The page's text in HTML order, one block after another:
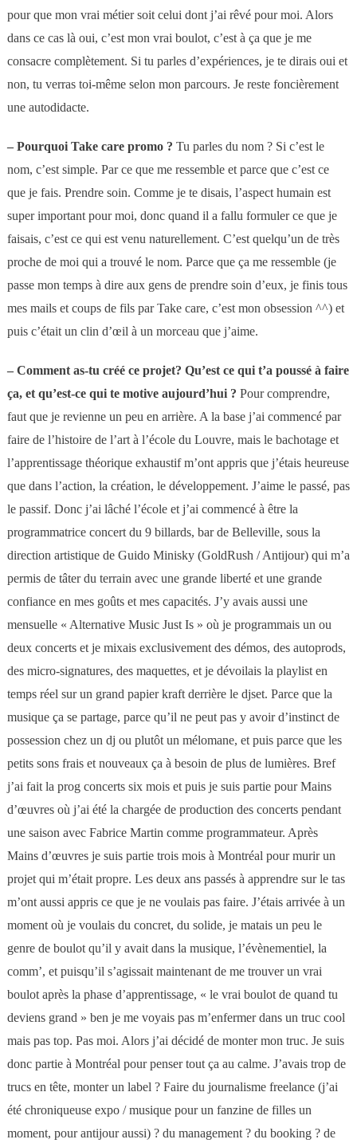
pour que mon vrai métier soit celui dont j’ai rêvé pour moi. Alors
dans ce cas là oui, c’est mon vrai boulot, c’est à ça que je me
consacre complètement. Si tu parles d’expériences, je te dirais oui et
non, tu verras toi-même selon mon parcours. Je reste foncièrement
une autodidacte.
– Pourquoi Take care promo ? Tu parles du nom ? Si c’est le
nom, c’est simple. Par ce que me ressemble et parce que c’est ce
que je fais. Prendre soin. Comme je te disais, l’aspect humain est
super important pour moi, donc quand il a fallu formuler ce que je
faisais, c’est ce qui est venu naturellement. C’est quelqu’un de très
proche de moi qui a trouvé le nom. Parce que ça me ressemble (je
passe mon temps à dire aux gens de prendre soin d’eux, je finis tous
mes mails et coups de fils par Take care, c’est mon obsession ^^) et
puis c’était un clin d’œil à un morceau que j’aime.
– Comment as-tu créé ce projet? Qu’est ce qui t’a poussé à faire
ça, et qu’est-ce qui te motive aujourd’hui ? Pour comprendre,
faut que je revienne un peu en arrière. A la base j’ai commencé par
faire de l’histoire de l’art à l’école du Louvre, mais le bachotage et
l’apprentissage théorique exhaustif m’ont appris que j’étais heureuse
que dans l’action, la création, le développement. J’aime le passé, pas
le passif. Donc j’ai lâché l’école et j’ai commencé à être la
programmatrice concert du 9 billards, bar de Belleville, sous la
direction artistique de Guido Minisky (GoldRush / Antijour) qui m’a
permis de tâter du terrain avec une grande liberté et une grande
confiance en mes goûts et mes capacités. J’y avais aussi une
mensuelle « Alternative Music Just Is » où je programmais un ou
deux concerts et je mixais exclusivement des démos, des autoprods,
des micro-signatures, des maquettes, et je dévoilais la playlist en
temps réel sur un grand papier kraft derrière le djset. Parce que la
musique ça se partage, parce qu’il ne peut pas y avoir d’instinct de
possession chez un dj ou plutôt un mélomane, et puis parce que les
petits sons frais et nouveaux ça à besoin de plus de lumières. Bref
j’ai fait la prog concerts six mois et puis je suis partie pour Mains
d’œuvres où j’ai été la chargée de production des concerts pendant
une saison avec Fabrice Martin comme programmateur. Après
Mains d’œuvres je suis partie trois mois à Montréal pour murir un
projet qui m’était propre. Les deux ans passés à apprendre sur le tas
m’ont aussi appris ce que je ne voulais pas faire. J’étais arrivée à un
moment où je voulais du concret, du solide, je matais un peu le
genre de boulot qu’il y avait dans la musique, l’évènementiel, la
comm’, et puisqu’il s’agissait maintenant de me trouver un vrai
boulot après la phase d’apprentissage, « le vrai boulot de quand tu
deviens grand » ben je me voyais pas m’enfermer dans un truc cool
mais pas top. Pas moi. Alors j’ai décidé de monter mon truc. Je suis
donc partie à Montréal pour penser tout ça au calme. J’avais trop de
trucs en tête, monter un label ? Faire du journalisme freelance (j’ai
été chroniqueuse expo / musique pour un fanzine de filles un
moment, pour antijour aussi) ? du management ? du booking ? de